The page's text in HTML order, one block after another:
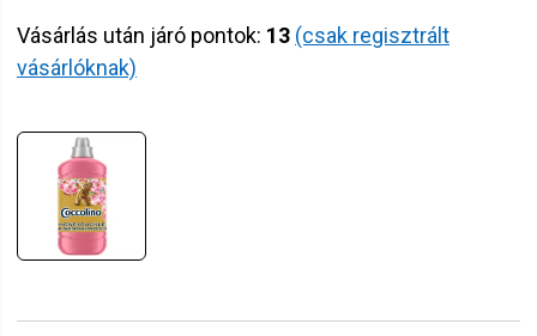
Vásárlás után járó pontok: 13 (csak regisztrált
vásárlóknak)